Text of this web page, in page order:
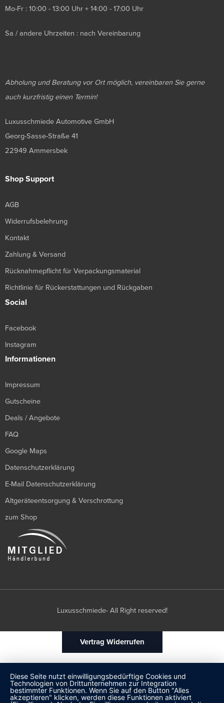
Mo-Fr : 10:00 - 13:00 Uhr + 14:00 - 17:00 Uhr
Sa / andere Uhrzeiten : nach Vereinbarung
Abholung und Beratung vor Ort möglich, vereinbaren Sie gerne
auch kurzfristig einen Termin!
Luxusschmiede Automotive GmbH
Georg-Sasse-Straße 41
22949 Ammersbek
Shop Support
AGB
Widerrufsbelehrung
Kontakt
Zahlung & Versand
Rücknahmepflicht für Verpackungsmaterial
Richtlinie für Rückerstattungen und Rückgaben
Social
Facebook
Instagram
Informationen
Impressum
Gutscheine
Deals / Angebote
FAQ
Google Maps
Datenschutzerklärung
E-Mail Datenschutzerklärung
Altgeräteentsorgung & Verschrottung
zum Shop
Luxusschmiede- All Right reserved!
Vertrag Widerrufen
Diese Seite nutzt einwilligungsbedürftige Cookies und
Technologien von Drittunternehmen zur Integration
bestimmter Funktionen. Wenn Sie auf den Button "Alles
akzeptieren" klicken, werden diese Funktionen aktiviert